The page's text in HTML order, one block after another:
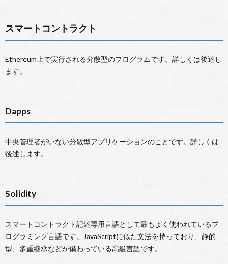
スマートコントラクト
Ethereum上で実行される分散型のプログラムです。詳しくは後述し
ます。
Dapps
中央管理者がいない分散型アプリケーションのことです。詳しくは
後述します。
Solidity
スマートコントラクト記述専用言語として最もよく使われているプ
ログラミング言語です。JavaScriptに似た文法を持っており、静的
型、多重継承などが備わっている高級言語です。